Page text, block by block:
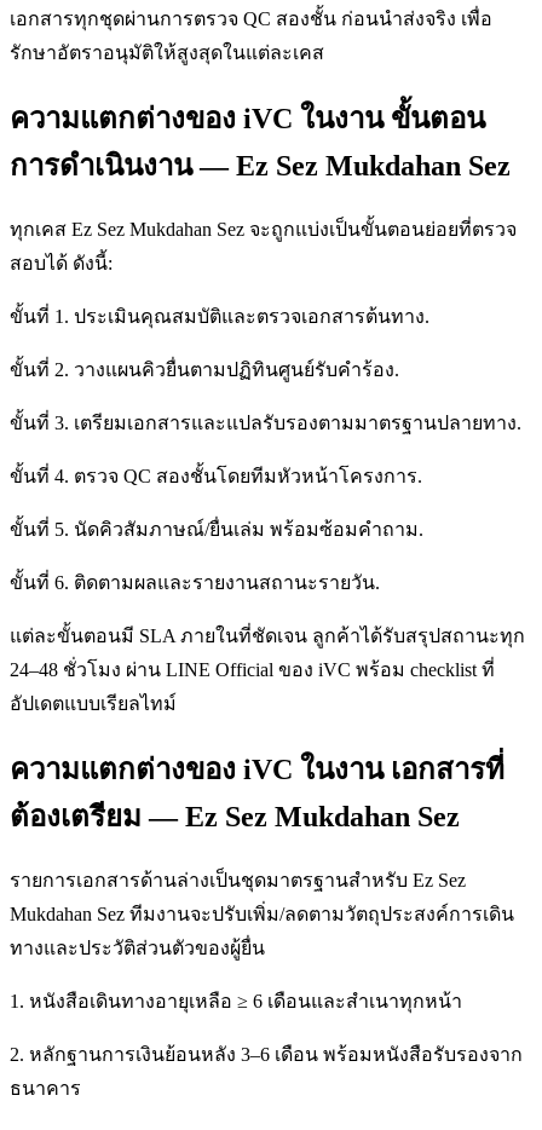
เอกสารทุกชุดผ่านการตรวจ QC สองชั้น ก่อนนำส่งจริง เพื่อ
รักษาอัตราอนุมัติให้สูงสุดในแต่ละเคส
ความแตกต่างของ iVC ในงาน ขั้นตอน
การดำเนินงาน — Ez Sez Mukdahan Sez
ทุกเคส Ez Sez Mukdahan Sez จะถูกแบ่งเป็นขั้นตอนย่อยที่ตรวจ
สอบได้ ดังนี้:
ขั้นที่ 1. ประเมินคุณสมบัติและตรวจเอกสารต้นทาง.
ขั้นที่ 2. วางแผนคิวยื่นตามปฏิทินศูนย์รับคำร้อง.
ขั้นที่ 3. เตรียมเอกสารและแปลรับรองตามมาตรฐานปลายทาง.
ขั้นที่ 4. ตรวจ QC สองชั้นโดยทีมหัวหน้าโครงการ.
ขั้นที่ 5. นัดคิวสัมภาษณ์/ยื่นเล่ม พร้อมซ้อมคำถาม.
ขั้นที่ 6. ติดตามผลและรายงานสถานะรายวัน.
แต่ละขั้นตอนมี SLA ภายในที่ชัดเจน ลูกค้าได้รับสรุปสถานะทุก
24–48 ชั่วโมง ผ่าน LINE Official ของ iVC พร้อม checklist ที่
อัปเดตแบบเรียลไทม์
ความแตกต่างของ iVC ในงาน เอกสารที่
ต้องเตรียม — Ez Sez Mukdahan Sez
รายการเอกสารด้านล่างเป็นชุดมาตรฐานสำหรับ Ez Sez
Mukdahan Sez ทีมงานจะปรับเพิ่ม/ลดตามวัตถุประสงค์การเดิน
ทางและประวัติส่วนตัวของผู้ยื่น
1. หนังสือเดินทางอายุเหลือ ≥ 6 เดือนและสำเนาทุกหน้า
2. หลักฐานการเงินย้อนหลัง 3–6 เดือน พร้อมหนังสือรับรองจาก
ธนาคาร